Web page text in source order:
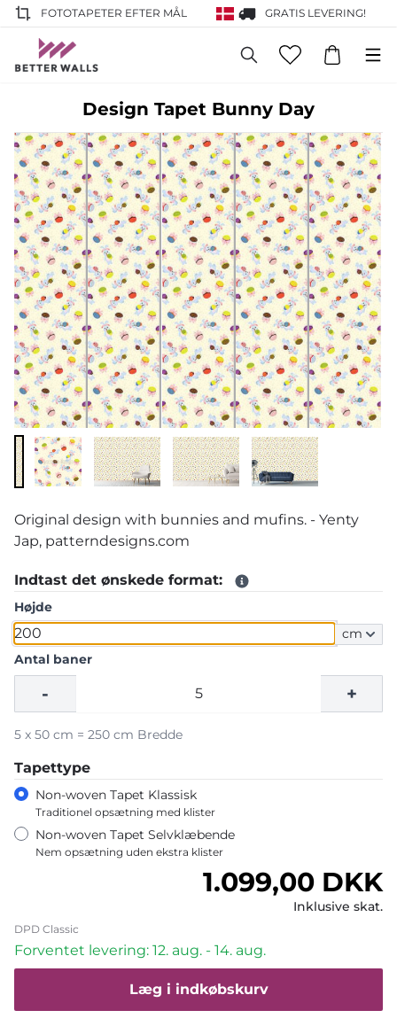
FOTOTAPETER EFTER MÅL GRATIS LEVERING!
Design Tapet Bunny Day
Original design with bunnies and mufins. - Yenty
Jap, patterndesigns.com
Indtast det ønskede format:
Højde
cm
Antal baner
- +
5 x 50 cm = 250 cm Bredde
Tapettype
Non-woven Tapet Klassisk
Traditionel opsætning med klister
Non-woven Tapet Selvklæbende
Nem opsætning uden ekstra klister
Normalpris
1.099,00 DKK
Inklusive skat.
DPD Classic
Forventet levering: 12. aug. - 14. aug.
Læg i indkøbskurv